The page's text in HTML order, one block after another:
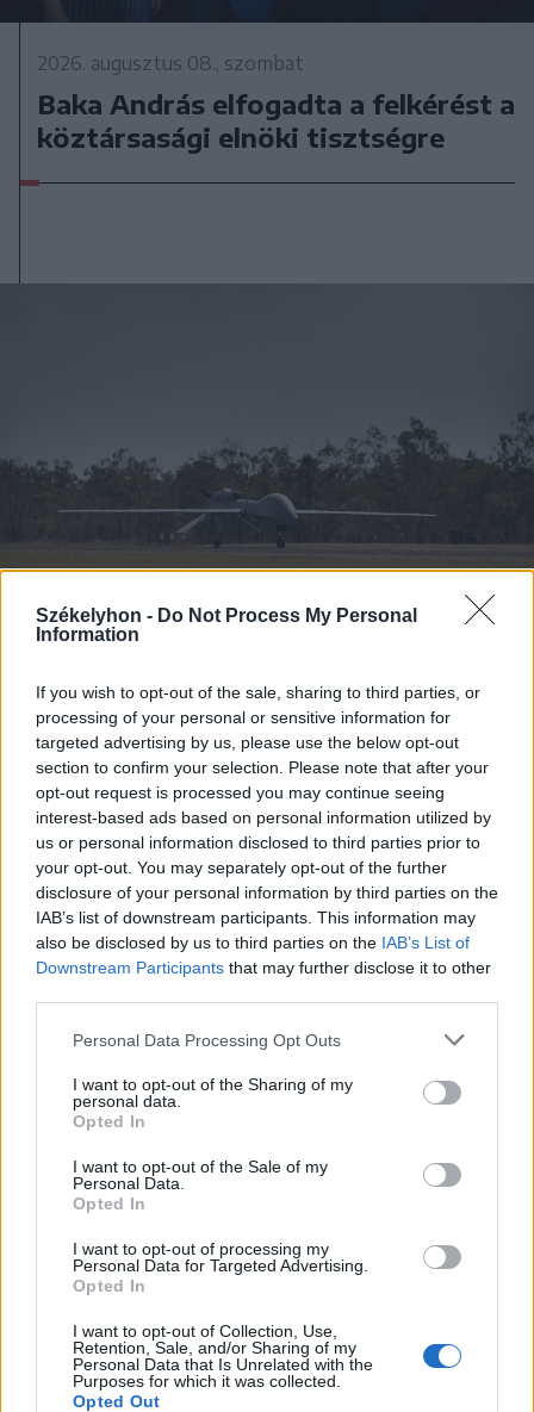
Székelyhon - Do Not Process My Personal
Information
If you wish to opt-out of the sale, sharing to third parties, or
processing of your personal or sensitive information for
targeted advertising by us, please use the below opt-out
section to confirm your selection. Please note that after your
opt-out request is processed you may continue seeing
interest-based ads based on personal information utilized by
us or personal information disclosed to third parties prior to
your opt-out. You may separately opt-out of the further
disclosure of your personal information by third parties on the
IAB’s list of downstream participants. This information may
also be disclosed by us to third parties on the IAB’s List of
Downstream Participants that may further disclose it to other
Personal Data Processing Opt Outs
I want to opt-out of the Sharing of my
personal data.
Opted In
I want to opt-out of the Sale of my
Personal Data.
Opted In
I want to opt-out of processing my
Personal Data for Targeted Advertising.
Opted In
I want to opt-out of Collection, Use,
Retention, Sale, and/or Sharing of my
Personal Data that Is Unrelated with the
Purposes for which it was collected.
Opted Out
2026. augusztus 08., szombat
Baka András elfogadta a felkérést a
köztársasági elnöki tisztségre
Románia irányából érkező ukrán
csalidrón robbant fel Bulgáriában –
frissítve
2026. augusztus 08., szombat
Vaddisznó szaladt le a budapesti
metróba, felszállt az egyik kocsira,
majd kilőtték – videóval